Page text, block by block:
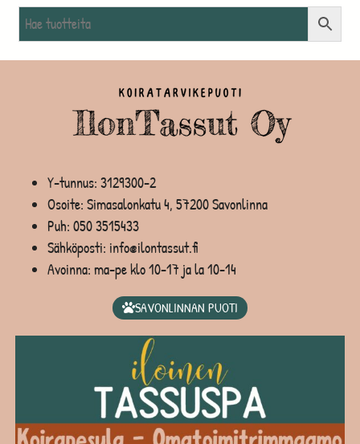
Y-tunnus: 3129300-2
Osoite: Simasalonkatu 4, 57200 Savonlinna
Puh: 050 3515433
Sähköposti: info@ilontassut.fi
Avoinna: ma-pe klo 10-17 ja la 10-14
SAVONLINNAN PUOTI